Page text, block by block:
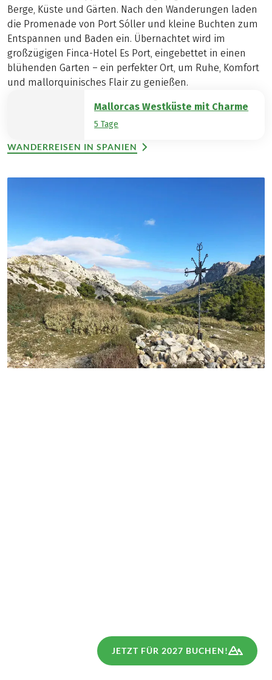
Berge, Küste und Gärten. Nach den Wanderungen laden
die Promenade von Port Sóller und kleine Buchten zum
Entspannen und Baden ein. Übernachtet wird im
großzügigen Finca-Hotel Es Port, eingebettet in einen
blühenden Garten – ein perfekter Ort, um Ruhe, Komfort
und mallorquinisches Flair zu genießen.
Mallorcas Westküste mit Charme
5 Tage
WANDERREISEN IN SPANIEN
JETZT FÜR 2027 BUCHEN!